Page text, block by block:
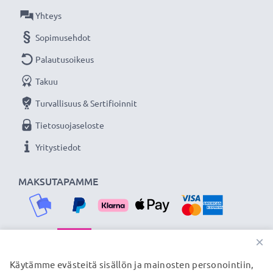
verkkokauppa, joka tarjoaa laadukkaita tuotteita, ja
siksi tarjoamme 36 kuukauden takuun!
MAKSUTAPAMME
Yhteys
Sopimusehdot
Palautusoikeus
Takuu
Turvallisuus & Sertifioinnit
Tietosuojaseloste
Yritystiedot
TOIMITUSKUMPPANIMME
×
Käytämme evästeitä sisällön ja mainosten personointiin,